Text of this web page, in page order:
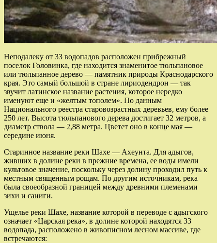
Неподалеку от 33 водопадов расположен прибрежный
поселок Головинка, где находится знаменитое тюльпановое
или тюльпанное дерево — памятник природы Краснодарского
края. Это самый большой в стране лириодендрон — так
звучит латинское название растения, которое нередко
именуют еще и «желтым тополем». По данным
Национального реестра старовозрастных деревьев, ему более
250 лет. Высота тюльпанового дерева достигает 32 метров, а
диаметр ствола — 2,88 метра. Цветет оно в конце мая —
середине июня.
Старинное название реки Шахе — Ахеунта. Для адыгов,
живших в долине реки в прежние времена, ее воды имели
культовое значение, поскольку через долину проходил путь к
местным священным рощам. По другим источникам, река
была своеобразной границей между древними племенами
зихи и саниги.
Ущелье реки Шахе, название которой в переводе с адыгского
означает «Царская река», в долине которой находятся 33
водопада, расположено в живописном лесном массиве, где
встречаются: